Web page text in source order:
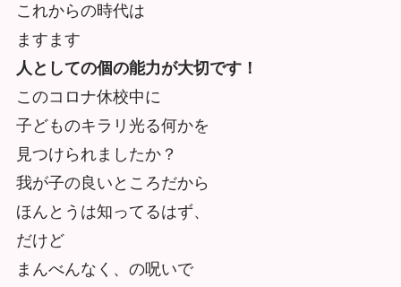
これからの時代は
ますます
人としての個の能力が大切です！
このコロナ休校中に
子どものキラリ光る何かを
見つけられましたか？
我が子の良いところだから
ほんとうは知ってるはず、
だけど
まんべんなく、の呪いで